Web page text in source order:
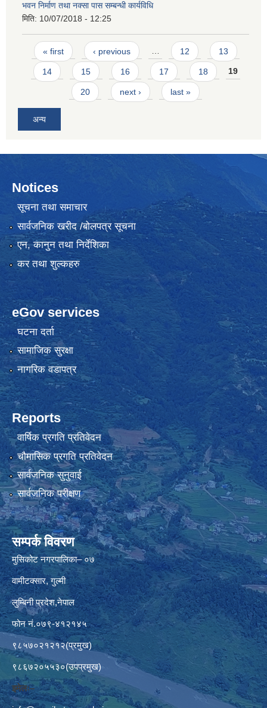
भवन निर्माण तथा नक्सा पास सम्बन्धी कार्यविधि
मिति: 10/07/2018 - 12:25
Pages
« first ‹ previous … 12 13
14 15 16 17 18 19
20 next › last »
अन्य
Notices
सूचना तथा समाचार
सार्वजनिक खरीद /बोलपत्र सूचना
एन, कानुन तथा निर्देशिका
कर तथा शुल्कहरु
eGov services
घटना दर्ता
सामाजिक सुरक्षा
नागरिक वडापत्र
Reports
वार्षिक प्रगति प्रतिवेदन
चौमासिक प्रगति प्रतिवेदन
सार्वजनिक सुनुवाई
सार्वजनिक परीक्षण
सम्पर्क विवरण
मुसिकोट नगरपालिका– ०७
वामीटक्सार, गुल्मी
लुम्बिनी प्रदेश,नेपाल
फोन नं.०७९-४१२१४५
९८५७०२१२१२(प्रमुख)
९८६७२०५५३०(उपप्रमुख)
इमेलः–